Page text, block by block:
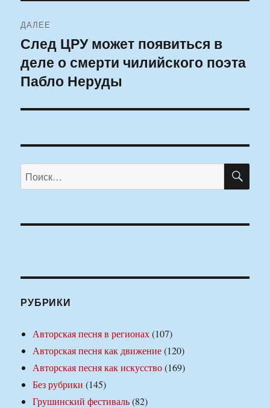
ДАЛЕЕ
Следующая
запись:
След ЦРУ может появиться в
деле о смерти чилийского поэта
Пабло Неруды
Искать:
РУБРИКИ
Авторская песня в регионах(107)
Авторская песня как движение(120)
Авторская песня как искусство(169)
Без рубрики (145)
Грушинский фестиваль(82)